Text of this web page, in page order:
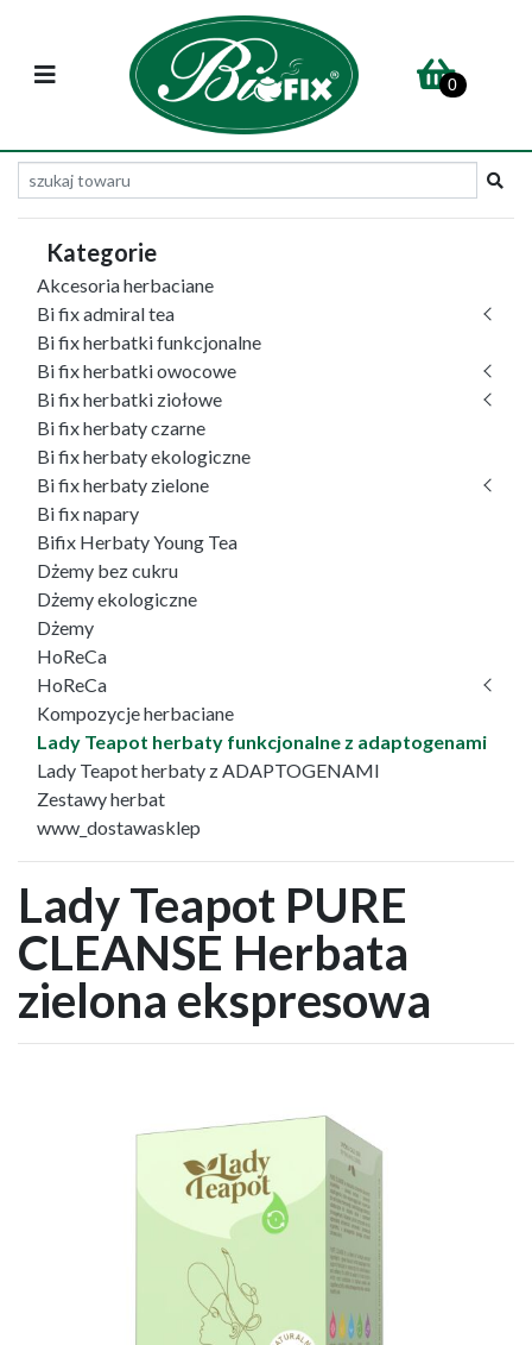
0
Kategorie
Akcesoria herbaciane
Bi fix admiral tea
Bi fix herbatki funkcjonalne
Bi fix herbatki owocowe
Bi fix herbatki ziołowe
Bi fix herbaty czarne
Bi fix herbaty ekologiczne
Bi fix herbaty zielone
Bi fix napary
Bifix Herbaty Young Tea
Dżemy bez cukru
Dżemy ekologiczne
Dżemy
HoReCa
HoReCa
Kompozycje herbaciane
Lady Teapot herbaty funkcjonalne z adaptogenami
Lady Teapot herbaty z ADAPTOGENAMI
Zestawy herbat
www_dostawasklep
Lady Teapot PURE
CLEANSE Herbata
zielona ekspresowa